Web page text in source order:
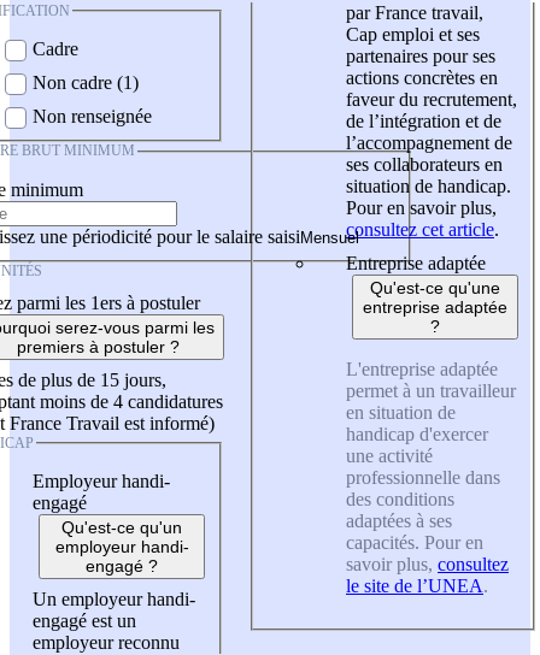
Cadre
Non cadre (1)
Non renseignée
BRUT MINIMUM
minimum
une périodicité pour le salaire saisi
parmi les 1ers à postuler
serez-vous parmi les
premiers à postuler ?
de plus de 15 jours,
moins de 4 candidatures
France Travail est informé)
Employeur handi-
engagé
Qu'est-ce qu'un
employeur handi-
engagé ?
Un employeur handi-
engagé est un
employeur reconnu
par France travail,
Cap emploi et ses
partenaires pour ses
actions concrètes en
faveur du recrutement,
de l’intégration et de
l’accompagnement de
ses collaborateurs en
situation de handicap.
Pour en savoir plus,
consultez cet article.
Entreprise adaptée
Qu'est-ce qu'une
entreprise adaptée
?
L'entreprise adaptée
permet à un travailleur
en situation de
handicap d'exercer
une activité
professionnelle dans
des conditions
adaptées à ses
capacités. Pour en
savoir plus, consultez
le site de l’UNEA.